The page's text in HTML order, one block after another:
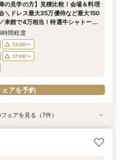
12:00〜
17:00〜
アを予約
時間程度
12:00〜
17:00〜
アを予約
12:00〜
17:00〜
アを予約
ールなどコース試食◆じっくり相談
時間程度
12:00〜
17:00〜
アを予約
時間程度
12:00〜
17:00〜
アを予約
時間程度
12:00〜
17:00〜
アを予約
学◆マイナビ限定BIGフェア
時間程度
12:00〜
17:00〜
アを予約
の見学の方】見積比較！会場＆料理
＼ドレス最大35万優待など最大150
来館で4万相当！特選牛シャトーブ
ールなどコース試食◆じっくり相談
時間程度
12:00〜
17:00〜
ェアを予約
える結婚式】ゲストに感謝を伝える
WD
方必見BIGフェア】特選牛シャトー
マールコース試食＆クリスタルチャ
挙式のみ・家族婚もOK】結婚準備
会◆
すすめ会場】豪華試食×チャペル
っくり見積相談｜来館7万ギフト
に】マイナビ限定★最大150万円特
フト｜豪華4万円分フレンチ試食
！マイナビBIG◎アマギフ1万円進呈
フト×最大150万特典】4万円相当
チャペル挙式》【来館でアマギフ1
万ギフト×最大150万特典】緑溢れる
ェアを見る（7件）